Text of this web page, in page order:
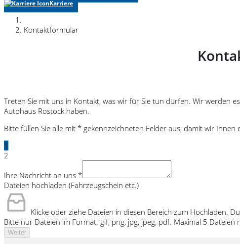
Karriere
Kontaktformular
Treten Sie mit uns in Kontakt, was wir für Sie tun dürfen. Wir werden
Autohaus Rostock haben.
Bitte füllen Sie alle mit * gekennzeichneten Felder aus, damit wir
1
2
Ihre Nachricht an uns *
Dateien hochladen (Fahrzeugschein etc.)
Klicke oder ziehe Dateien in diesen Bereich zum Hochladen.
Bitte nur Dateien im Format: gif, png, jpg, jpeg, pdf. Maximal 5
Weiter